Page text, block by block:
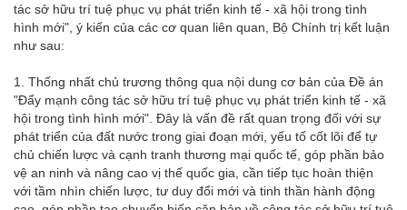
tác sở hữu trí tuệ phục vụ phát triển kinh tế - xã hội trong tình
hình mới", ý kiến của các cơ quan liên quan, Bộ Chính trị kết luận
như sau:
1. Thống nhất chủ trương thông qua nội dung cơ bản của Đề án
"Đẩy mạnh công tác sở hữu trí tuệ phục vụ phát triển kinh tế - xã
hội trong tình hình mới". Đây là vấn đề rất quan trọng đối với sự
phát triển của đất nước trong giai đoạn mới, yếu tố cốt lõi để tự
chủ chiến lược và cạnh tranh thương mại quốc tế, góp phần bảo
vệ an ninh và nâng cao vị thế quốc gia, cần tiếp tục hoàn thiện
với tầm nhìn chiến lược, tư duy đổi mới và tinh thần hành động